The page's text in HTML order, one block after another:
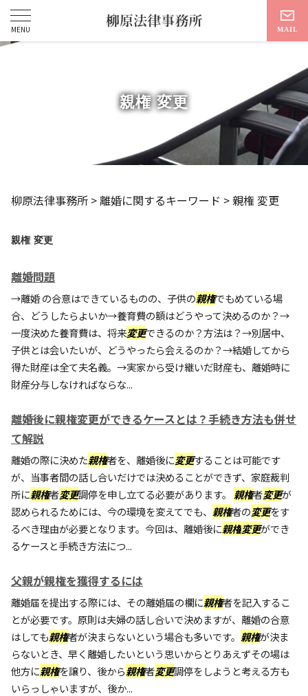
親権 変更
柳原法律事務所 >離婚に関するキーワード >親権 変更
親権 変更
離婚問題
→離婚 の合意はできているものの、子供の親権でもめている場
合、どうしたらよいか→養育費の額はどうやって決めるのか？→
一度決めた養育費は、将来変更できるのか？方法は？→別居中、
子供とは会いたいが、どうやったら会えるのか？→結婚してから
得た財産は全て夫名義。→実家から受け継いだ財産も、離婚時に
財産分与しなければならな...
離婚後に親権変更ができるケースとは？手続き方法も併せ
て解説
離婚の際に決めた親権者を、離婚後に変更することは可能です
が、当事者間の話し合いだけでは決めることができず、家庭裁判
所に親権者変更調停を申し立てる必要があります。 親権者変更が
認められるためには、今の環境を変えてでも、 親権者の変更をす
るべき理由が必要となります。今回は、離婚後に親権変更ができ
るケースと手続き方法につ...
父親が親権を獲得するには
離婚届を提出する際には、その離婚届の欄に親権者を記入するこ
とが必要です。原則は夫婦の話し合いで決めますが、離婚の合意
はしても親権者が決まらないという場合も多いです。 親権が決ま
らないとき、早く離婚したいという思いからとりあえずその場は
他方に親権を譲り、後から親権者変更調停をしようと考える方も
いらっしゃいますが、後か...